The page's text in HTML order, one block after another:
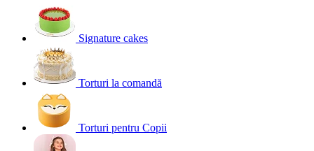
Signature cakes
Torturi la comandă
Torturi pentru Copii